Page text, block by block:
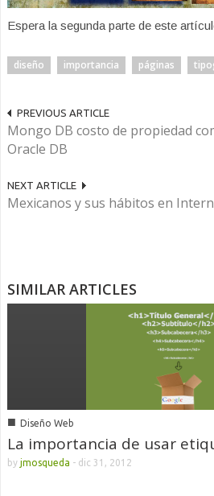
Espera la segunda parte de este
diseño importancia páginas
PREVIOUS ARTICLE
Mongo DB costo de propiedad
Oracle DB
NEXT ARTICLE
Mexicanos y sus hábitos en
SIMILAR ARTICLES
■ Diseño Web
La importancia de usar
by jmosqueda - dic 31, 2012